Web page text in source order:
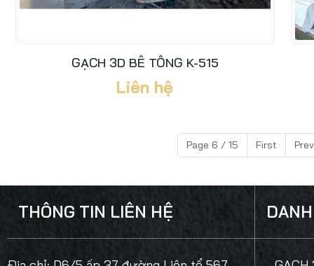
GẠCH 3D BÊ TÔNG K-515
Liên hệ
Page 6 / 15 First Prev
THÔNG TIN LIÊN HỆ